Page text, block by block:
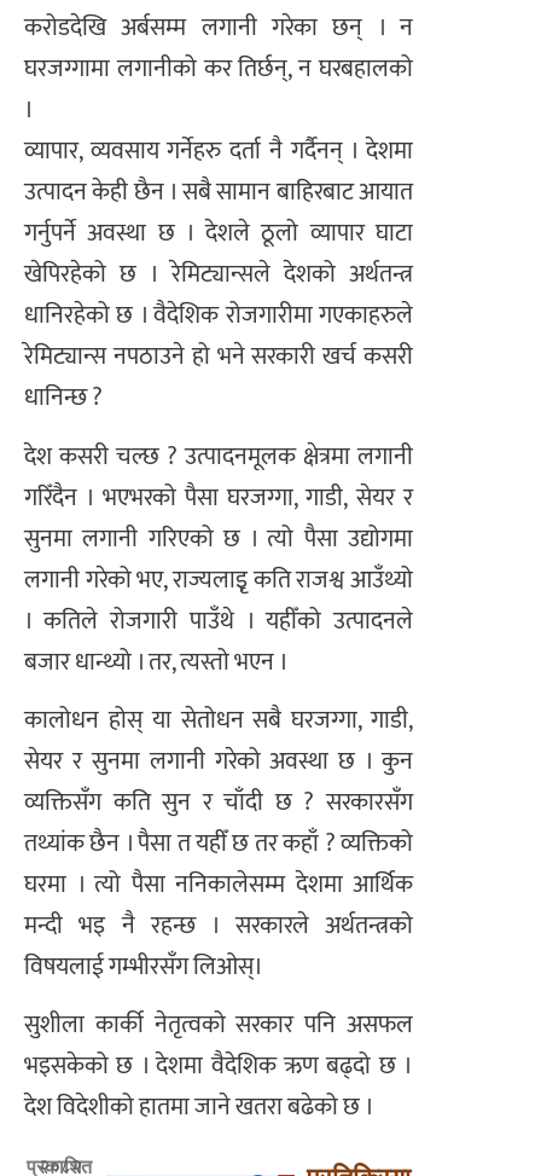
करोडदेखि अर्बसम्म लगानी गरेका छन् । न
घरजग्गामा लगानीको कर तिर्छन्, न घरबहालको
।
व्यापार, व्यवसाय गर्नेहरु दर्ता नै गर्दैनन् । देशमा
उत्पादन केही छैन । सबै सामान बाहिरबाट आयात
गर्नुपर्ने अवस्था छ । देशले ठूलो व्यापार घाटा
खेपिरहेको छ । रेमिट्यान्सले देशको अर्थतन्त्र
धानिरहेको छ । वैदेशिक रोजगारीमा गएकाहरुले
रेमिट्यान्स नपठाउने हो भने सरकारी खर्च कसरी
धानिन्छ ?
देश कसरी चल्छ ? उत्पादनमूलक क्षेत्रमा लगानी
गरिँदैन । भएभरको पैसा घरजग्गा, गाडी, सेयर र
सुनमा लगानी गरिएको छ । त्यो पैसा उद्योगमा
लगानी गरेको भए, राज्यलाइृ कति राजश्व आउँथ्यो
। कतिले रोजगारी पाउँथे । यहीँको उत्पादनले
बजार धान्थ्यो । तर, त्यस्तो भएन ।
कालोधन होस् या सेतोधन सबै घरजग्गा, गाडी,
सेयर र सुनमा लगानी गरेको अवस्था छ । कुन
व्यक्तिसँग कति सुन र चाँदी छ ? सरकारसँग
तथ्यांक छैन । पैसा त यहीँ छ तर कहाँ ? व्यक्तिको
घरमा । त्यो पैसा ननिकालेसम्म देशमा आर्थिक
मन्दी भइ नै रहन्छ । सरकारले अर्थतन्त्रको
विषयलाई गम्भीरसँग लिओस्।
सुशीला कार्की नेतृत्वको सरकार पनि असफल
भइसकेको छ । देशमा वैदेशिक ऋण बढ्दो छ ।
देश विदेशीको हातमा जाने खतरा बढेको छ ।
प्रकाशित
२०८२